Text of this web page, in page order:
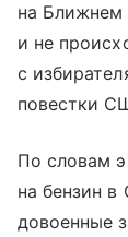
на Ближнем
и не
с
повестки
По словам
на бензин
довоенные